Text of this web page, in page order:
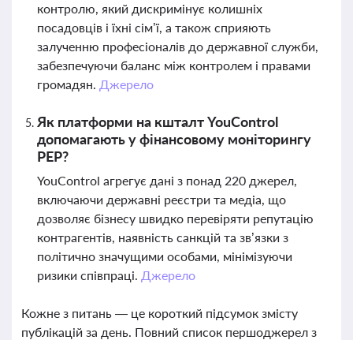
контролю, який дискримінує колишніх
посадовців і їхні сім’ї, а також сприяють
залученню професіоналів до державної служби,
забезпечуючи баланс між контролем і правами
громадян. Джерело
Як платформи на кшталт YouControl
допомагають у фінансовому моніторингу
PEP?
YouControl агрегує дані з понад 220 джерел,
включаючи державні реєстри та медіа, що
дозволяє бізнесу швидко перевіряти репутацію
контрагентів, наявність санкцій та зв’язки з
політично значущими особами, мінімізуючи
ризики співпраці. Джерело
Кожне з питань — це короткий підсумок змісту
публікацій за день. Повний список першоджерел з